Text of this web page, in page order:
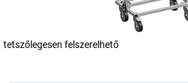
tetszőlegesen felszerelhető